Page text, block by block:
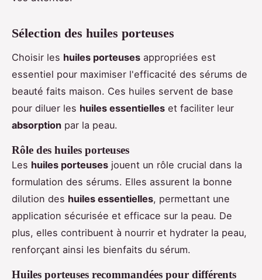
Sélection des huiles porteuses
Choisir les huiles porteuses appropriées est
essentiel pour maximiser l'efficacité des sérums de
beauté faits maison. Ces huiles servent de base
pour diluer les huiles essentielles et faciliter leur
absorption par la peau.
Rôle des huiles porteuses
Les huiles porteuses jouent un rôle crucial dans la
formulation des sérums. Elles assurent la bonne
dilution des huiles essentielles, permettant une
application sécurisée et efficace sur la peau. De
plus, elles contribuent à nourrir et hydrater la peau,
renforçant ainsi les bienfaits du sérum.
Huiles porteuses recommandées pour différents